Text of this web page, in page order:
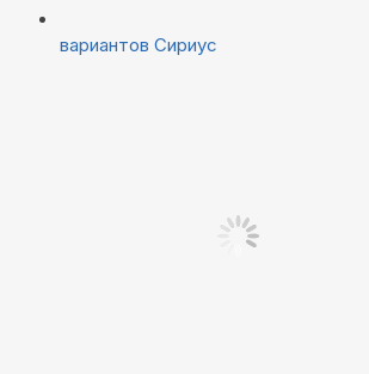
вариантов Сириус